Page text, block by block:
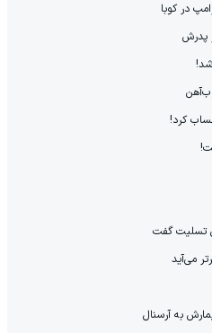
در کوبا
پدرش
کرد!
تسلیت گفت
می‌آید
به آرسنال